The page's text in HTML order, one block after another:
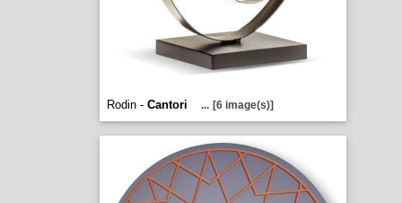
Rodin - Cantori ... [6 image(s)]